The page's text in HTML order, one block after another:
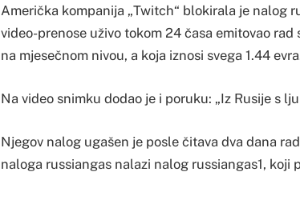
Američka kompanija „Twitch“ blokirala je nalog
video-prenose uživo tokom 24 časa emitovao
na mjesečnom nivou, a koja iznosi svega 1.44
Na video snimku dodao je i poruku: „Iz Rusije s
Njegov nalog ugašen je posle čitava dva dana
naloga russiangas nalazi nalog russiangas1, koji